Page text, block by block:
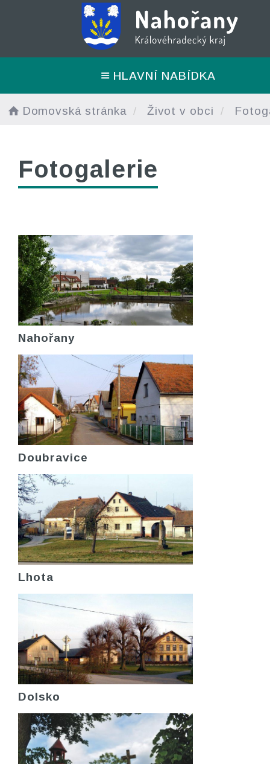
HLAVNÍ NABÍDKA
Domovská stránka Život v obci
Fotogalerie
Nahořany
Doubravice
Lhota
Dolsko